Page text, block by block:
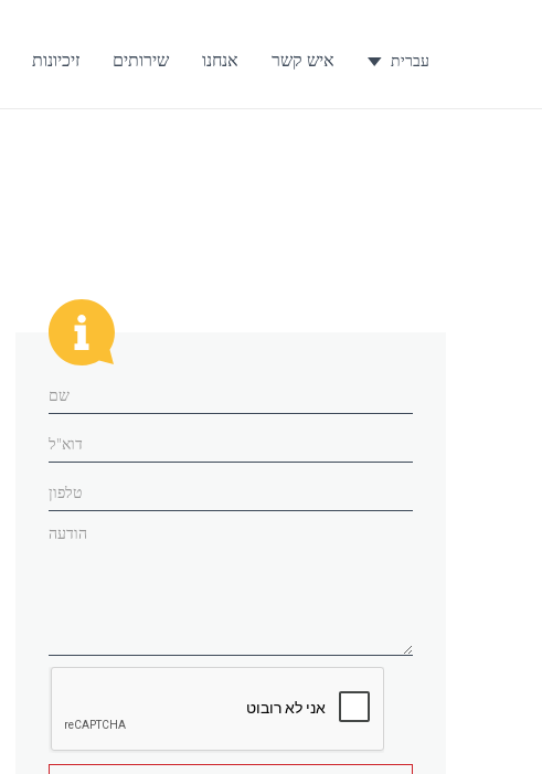
עברית איש קשר אנחנו שירותים זיכיונות